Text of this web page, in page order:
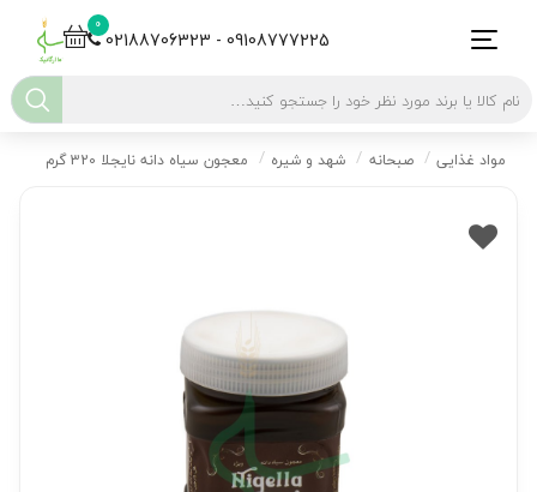
0
02188706323 - 09108777225
مواد غذایی صبحانه شهد و شیره معجون سیاه دانه نایجلا 320 گرم